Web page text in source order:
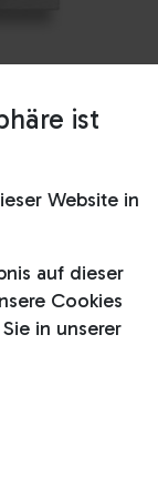
ist
Website in
auf dieser
Cookies
in unserer